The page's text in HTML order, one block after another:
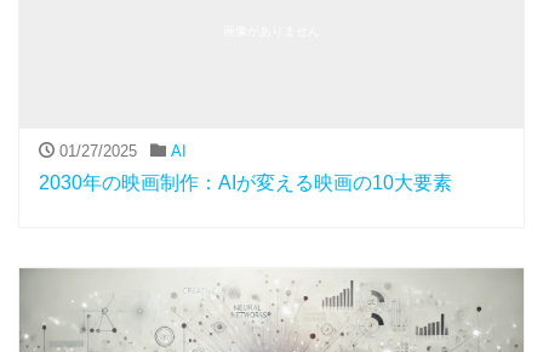
01/27/2025 AI
2030年の映画制作：AIが変える映画の10大要素